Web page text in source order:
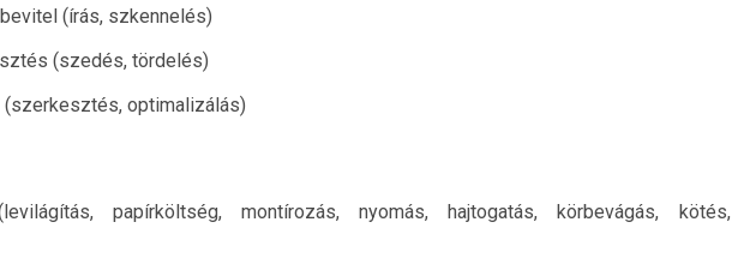
(írás, szkennelés)
(szedés, tördelés)
optimalizálás)
papírköltség, montírozás, nyomás, hajtogatás, körbevágás, kötés,